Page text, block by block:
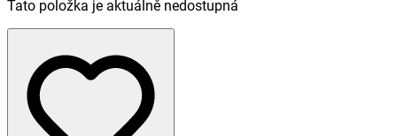
Tato položka je aktuálně nedostupná